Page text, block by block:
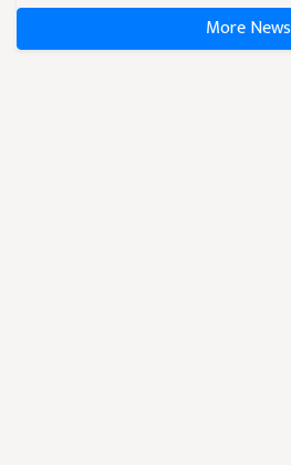
More News